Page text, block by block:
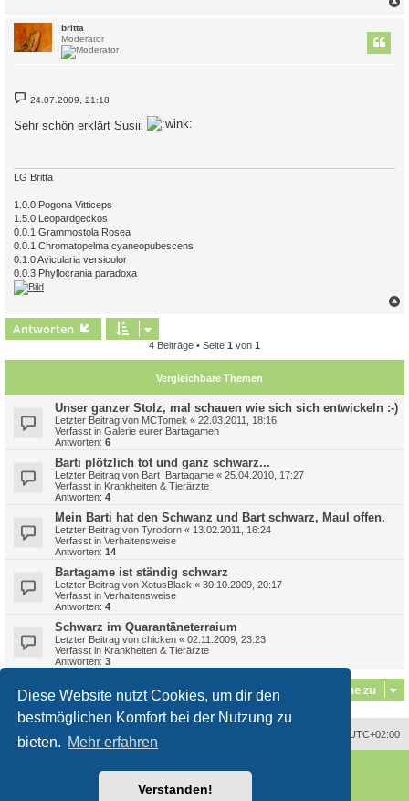
Diese Website nutzt Cookies, um dir den
bestmöglichen Komfort bei der Nutzung zu
bieten. Mehr erfahren
Verstanden!
britta
Moderator
B
t
24.07.2009, 21:18
Sehr schön erklärt Susiii
LG Britta
1.0.0 Pogona Vitticeps
1.5.0 Leopardgeckos
0.0.1 Grammostola Rosea
0.0.1 Chromatopelma cyaneopubescens
0.1.0 Avicularia versicolor
0.0.3 Phyllocrania paradoxa
Antworten
4 Beiträge • Seite 1 von 1
Vergleichbare Themen
Unser ganzer Stolz, mal schauen wie sich sich entwickeln :-)
Letzter Beitrag von MCTomek « 22.03.2011, 18:16
Verfasst in Galerie eurer Bartagamen
Antworten: 6
Barti plötzlich tot und ganz schwarz...
Letzter Beitrag von Bart_Bartagame « 25.04.2010, 17:27
Verfasst in Krankheiten & Tierärzte
Antworten: 4
Mein Barti hat den Schwanz und Bart schwarz, Maul offen.
Letzter Beitrag von Tyrodorn « 13.02.2011, 16:24
Verfasst in Verhaltensweise
Antworten: 14
Bartagame ist ständig schwarz
Letzter Beitrag von XotusBlack « 30.10.2009, 20:17
Verfasst in Verhaltensweise
Antworten: 4
Schwarz im Quarantäneterraium
Letzter Beitrag von chicken « 02.11.2009, 23:23
Verfasst in Krankheiten & Tierärzte
Antworten: 3
Gehe zu
UTC+02:00
Deutsche Übersetzung durch
2017